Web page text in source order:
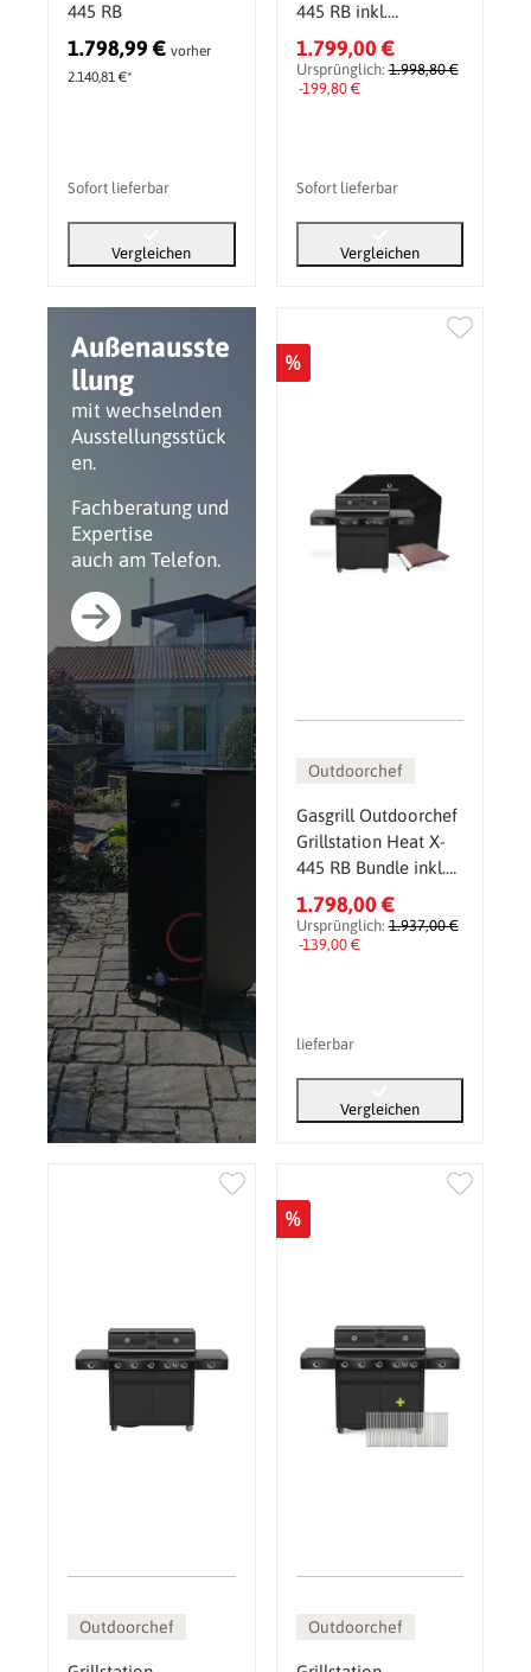
Außenausste
llung
mit wechselnden
Ausstellungsstück
en.
Fachberatung und
Expertise
auch am Telefon.
445 RB
1.798,99 € vorher
2.140,81 €*
Sofort lieferbar
Vergleichen
445 RB inkl.
zusätzlichen
Edelstahlrosten (4
Stk.)
1.799,00 €
Ursprünglich:1.998,80 €
-199,80 €
Sofort lieferbar
Vergleichen
%
Outdoorchef
Gasgrill Outdoorchef
Grillstation Heat X-
445 RB Bundle inkl.
Gratis Zubehör
1.798,00 €
Ursprünglich:1.937,00 €
-139,00 €
lieferbar
Vergleichen
Outdoorchef
%
Outdoorchef